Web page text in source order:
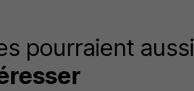
pourraient aussi